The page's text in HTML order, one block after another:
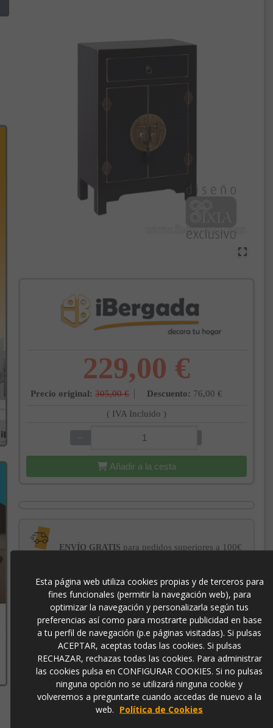
229,00 €
Precio original: 305,00 € Descuento: 76,00 €
( IVA Incluido )
−
Añadir a la cesta
ENVÍO GRATIS para pedidos superiores a 100€
PROTECCIÓN AL COMPRADOR con el sello
de garantía Trusted Shops
-3% DE DESCUENTO EXTRApara pagos con
transferencia bancaria
51140
8424345511403
Esta página web utiliza cookies propias y de terceros para
fines funcionales (permitir la navegación web), para
optimizar la navegación y personalizarla según tus
preferencias así como para mostrarte publicidad en base
a tu perfil de navegación (p.e páginas visitadas). Si pulsas
ACEPTAR, aceptas todas las cookies. Si pulsas
RECHAZAR, rechazas todas las cookies. Para administrar
las cookies pulsa en CONFIGURAR COOKIES. Si no pulsas
ninguna opción no se utilizará ninguna cookie y
volveremos a preguntarte cuando accedas de nuevo a la
web. Política de Cookies